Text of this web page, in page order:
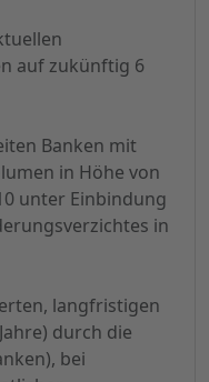
auf zukünftig 6
Banken mit
in Höhe von
unter Einbindung
in
langfristigen
durch die
bei